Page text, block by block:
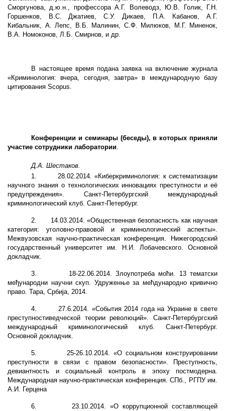
Сморгунова, д.ю.н., профессора А.Г. Волеводз, Ю.В. Голик, Г.Н.
Горшенков, В.С. Джатиев, С.У. Дикаев, П.А. Кабанов, А.Г.
Кибальник, А. Лепс, В.Б. Малинин, С.Ф. Милюков, М.Г. Миненок,
В.А. Номоконов, Л.Б. Смирнов, и др.
В настоящее время подана заявка на включение журнала
«Криминология: вчера, сегодня, завтра» в международную базу
цитирования Scopus.
Конференции и семинары (беседы), в которых приняли
участие сотрудники лаборатории.
Д.А. Шестаков.
1.
28.02.2014. «Киберкриминология: к систематизации
научного знания о технологических инновациях преступности и её
предупреждения». Санкт-Петербургский международный
криминологический клуб. Санкт-Петербург.
2.
14.03.2014. «Общественная безопасность как научная
категория: уголовно-правовой и криминологический аспекты».
Межвузовская научно-практическая конференция. Нижегородский
государственный университет им. Н.И. Лобачевского. Основной
докладчик.
3.
18-22.06.2014. Злоупотреба моћи. 13 тематски
међународни научни скуп. Удруженње за мећдународно кривично
право. Тара, Србија, 2014.
4.
27.6.2014. «События 2014 года на Украине в свете
преступностиведческой теории революций». Санкт-Петербургский
международный криминологический клуб. Санкт-Петербург.
Основной докладчик.
5.
25-26.10.2014. «О социальном конструировании
преступности в связи с правом безопасности». Преступность,
девиантность и социальный контроль в эпоху постмодерна.
Международная научно-практическая конференция. СПб., РГПУ им.
А.И. Герцена
6.
23.10.2014. «О коррупционной составляющей